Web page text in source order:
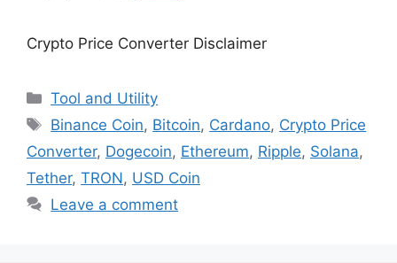
Crypto Price Converter Disclaimer
Categories
Tool and Utility
Tags
Binance Coin, Bitcoin, Cardano, Crypto Price
Converter, Dogecoin, Ethereum, Ripple, Solana,
Tether, TRON, USD Coin
Leave a comment